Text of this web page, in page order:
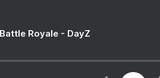
Royale - DayZ